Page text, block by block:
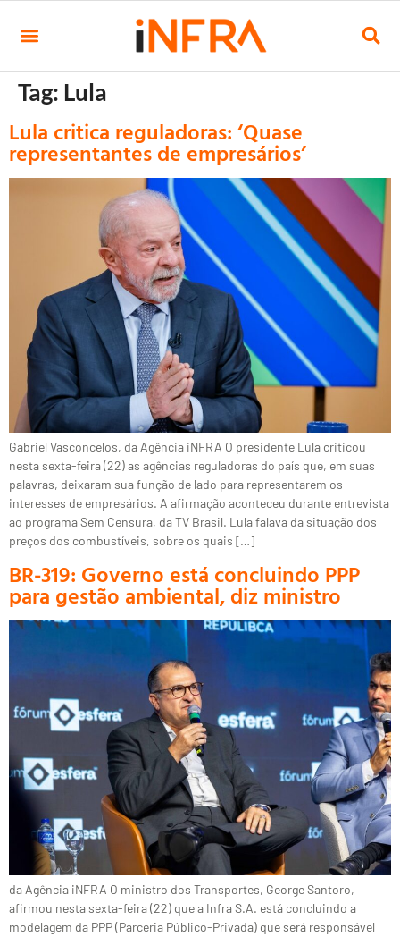
Tag: Lula
Lula critica reguladoras: ‘Quase
representantes de empresários’
Gabriel Vasconcelos, da Agência iNFRA O presidente Lula criticou
nesta sexta-feira (22) as agências reguladoras do país que, em suas
palavras, deixaram sua função de lado para representarem os
interesses de empresários. A afirmação aconteceu durante entrevista
ao programa Sem Censura, da TV Brasil. Lula falava da situação dos
preços dos combustíveis, sobre os quais […]
BR-319: Governo está concluindo PPP
para gestão ambiental, diz ministro
da Agência iNFRA O ministro dos Transportes, George Santoro,
afirmou nesta sexta-feira (22) que a Infra S.A. está concluindo a
modelagem da PPP (Parceria Público-Privada) que será responsável